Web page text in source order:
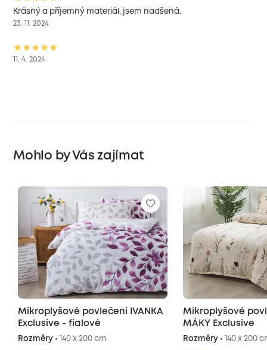
Krásný a příjemný materiál, jsem nadšená.
23. 11. 2024
11. 4. 2024
Mohlo by Vás zajímat
Mikroplyšové povlečení IVANKA
Exclusive - fialové
Rozměry • 140 x 200 cm
Mikroplyšové
MÁKY Exclusive
Rozměry • 140 x 200